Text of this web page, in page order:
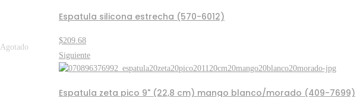
Agotado
Espatula silicona estrecha (570-6012)
$209.68
Siguiente
Espatula zeta pico 9" (22,8 cm) mango blanco/morado (409-7699)